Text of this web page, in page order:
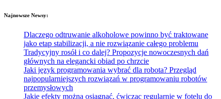
Najnowsze Newsy:
Dlaczego odtruwanie alkoholowe powinno być traktowane
jako etap stabilizacji, a nie rozwiązanie całego problemu
Tradycyjny rosół i co dalej? Propozycje nowoczesnych dań
głównych na elegancki obiad po chrzcie
Jaki język programowania wybrać dla robota? Przegląd
najpopularniejszych rozwiązań w programowaniu robotów
przemysłowych
Jakie efekty można osiągnąć, ćwicząc regularnie w fotelu do